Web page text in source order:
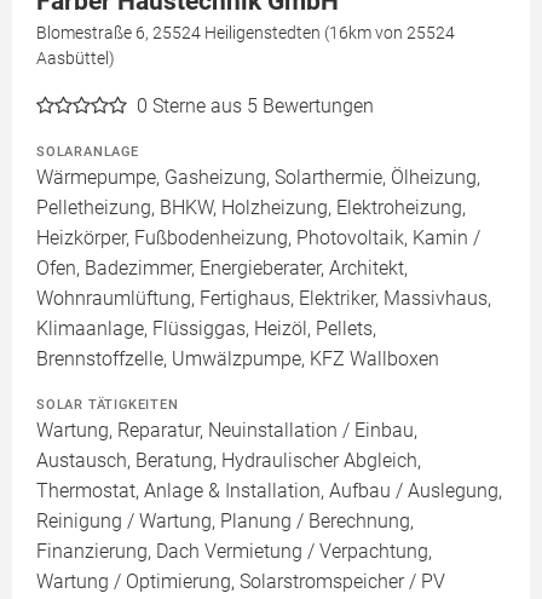
Blomestraße 6, 25524 Heiligenstedten (16km von 25524
Aasbüttel)
0 Sterne aus 5 Bewertungen
SOLARANLAGE
Wärmepumpe, Gasheizung, Solarthermie, Ölheizung,
Pelletheizung, BHKW, Holzheizung, Elektroheizung,
Heizkörper, Fußbodenheizung, Photovoltaik, Kamin /
Ofen, Badezimmer, Energieberater, Architekt,
Wohnraumlüftung, Fertighaus, Elektriker, Massivhaus,
Klimaanlage, Flüssiggas, Heizöl, Pellets,
Brennstoffzelle, Umwälzpumpe, KFZ Wallboxen
SOLAR TÄTIGKEITEN
Wartung, Reparatur, Neuinstallation / Einbau,
Austausch, Beratung, Hydraulischer Abgleich,
Thermostat, Anlage & Installation, Aufbau / Auslegung,
Reinigung / Wartung, Planung / Berechnung,
Finanzierung, Dach Vermietung / Verpachtung,
Wartung / Optimierung, Solarstromspeicher / PV